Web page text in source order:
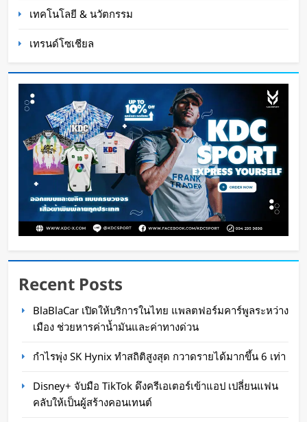
เปลี่ยนแฟนคลับให้เป็นผู้สร้างคอนเทนต์
Oat Content 5 ชั่วโมง ago
ทีมนักศึกษาจากเนเธอร์แลนด์เปิดตัว Stella Juva
รถพยาบาลพลังงานแสงอาทิตย์คันแรกของโลก วิ่ง
เทคโนโลยี & นวัตกรรม
เทรนด์โซเชียล
Recent Posts
BlaBlaCar เปิดให้บริการในไทย แพลตฟอร์มคาร์พูลระหว่าง
เมือง ช่วยหารค่าน้ำมันและค่าทางด่วน
กำไรพุ่ง SK Hynix ทำสถิติสูงสุด กวาดรายได้มากขึ้น 6 เท่า
Disney+ จับมือ TikTok ดึงครีเอเตอร์เข้าแอป เปลี่ยนแฟน
คลับให้เป็นผู้สร้างคอนเทนต์